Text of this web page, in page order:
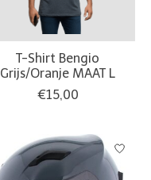
T-Shirt Bengio
Grijs/Oranje MAAT L
€15,00